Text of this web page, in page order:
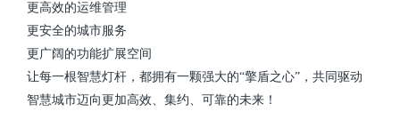
更高效的运维管理
更安全的城市服务
更广阔的功能扩展空间
让每一根智慧灯杆，都拥有一颗强大的“擎盾之心”，共同驱动
智慧城市迈向更加高效、集约、可靠的未来！